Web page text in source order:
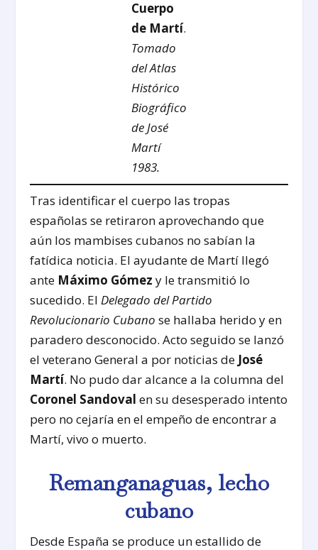
Cuerpo
de Martí.
Tomado
del Atlas
Histórico
Biográfico
de José
Martí
1983.
Tras identificar el cuerpo las tropas
españolas se retiraron aprovechando que
aún los mambises cubanos no sabían la
fatídica noticia. El ayudante de Martí llegó
ante Máximo Gómez y le transmitió lo
sucedido. El Delegado del Partido
Revolucionario Cubano se hallaba herido y en
paradero desconocido. Acto seguido se lanzó
el veterano General a por noticias de José
Martí. No pudo dar alcance a la columna del
Coronel Sandoval en su desesperado intento
pero no cejaría en el empeño de encontrar a
Martí, vivo o muerto.
Remanganaguas, lecho
cubano
Desde España se produce un estallido de